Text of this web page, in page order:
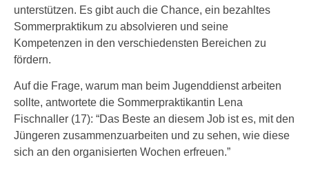
unterstützen. Es gibt auch die Chance, ein bezahltes
Sommerpraktikum zu absolvieren und seine
Kompetenzen in den verschiedensten Bereichen zu
fördern.
Auf die Frage, warum man beim Jugenddienst arbeiten
sollte, antwortete die Sommerpraktikantin Lena
Fischnaller (17): “Das Beste an diesem Job ist es, mit den
Jüngeren zusammenzuarbeiten und zu sehen, wie diese
sich an den organisierten Wochen erfreuen.”